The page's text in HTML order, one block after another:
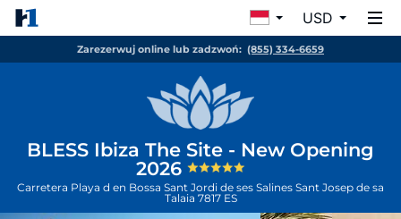
USD
Zarezerwuj online lub zadzwoń: (855) 334-6659
BLESS Ibiza The Site - New Opening
2026
Carretera Playa d en Bossa Sant Jordi de ses Salines Sant Josep de sa
Talaia 7817 ES